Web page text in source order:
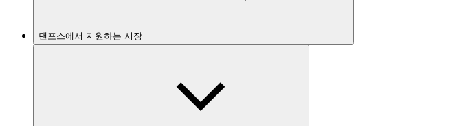
댄포스에서 지원하는 시장